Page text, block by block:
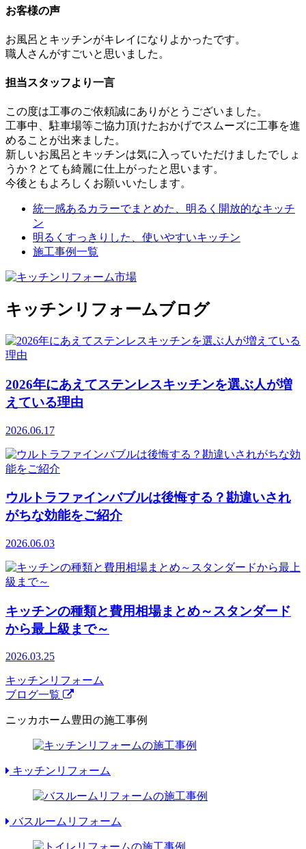
お客様の声
お風呂とキッチンがキレイになりよかったです。
職人さんがすごいと思いました。
担当スタッフより一言
この度は工事のご依頼誠にありがとうございました。
工事中、駐車場等ご協力頂けたおかげでスムーズに工事を進
めることが出来ました。
新しいお風呂とキッチンは気に入っていただけましたでしょ
うか？とても綺麗に仕上がったと思います。
今後ともよろしくお願いいたします。
統一感あるカラーでまとめた、明るく開放的なキッチ
ン
明るくすっきりした、使いやすいキッチン
施工事例一覧
キッチンリフォームブログ
2026年にあえてステンレスキッチンを選ぶ人が増
えている理由
2026.06.17
ウルトラファインバブルは後悔する？勘違いされ
がちな効能をご紹介
2026.06.03
キッチンの種類と費用相場まとめ～スタンダード
から最上級まで～
2026.03.25
キッチンリフォーム
ブログ一覧
ニッカホーム豊田の施工事例
キッチンリフォーム
バスルームリフォーム